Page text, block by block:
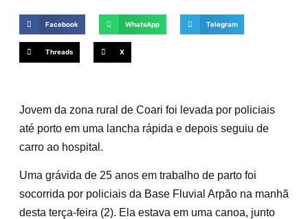
Facebook WhatsApp Telegram
Threads X
Jovem da zona rural de Coari foi levada por policiais
até porto em uma lancha rápida e depois seguiu de
carro ao hospital.
Uma grávida de 25 anos em trabalho de parto foi
socorrida por policiais da Base Fluvial Arpão na manhã
desta terça-feira (2). Ela estava em uma canoa, junto